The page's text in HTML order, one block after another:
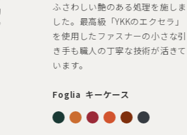
ふさわしい艶のある処理を施しま
した。最高級「YKKのエクセラ」
を使用したファスナーの小さな引
き手も職人の丁寧な技術が活きて
います。
Foglia キーケース